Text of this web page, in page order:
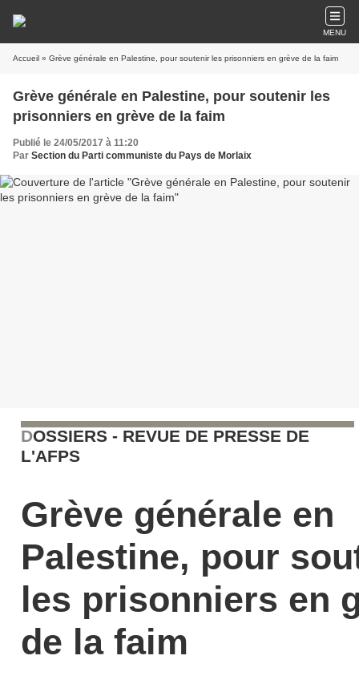
MENU
Accueil » Grève générale en Palestine, pour soutenir les prisonniers en grève de la faim
Grève générale en Palestine, pour soutenir les
prisonniers en grève de la faim
Publié le 24/05/2017 à 11:20
Par Section du Parti communiste du Pays de Morlaix
DOSSIERS - REVUE DE PRESSE DE
L'AFPS
Grève générale en
Palestine, pour
les prisonniers en
de la faim